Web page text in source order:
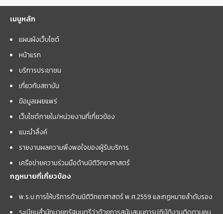
เมนูหลัก
แผนผังเว็บไซต์
หน้าแรก
บริการประชาชน
เกี่ยวกับสถาบัน
ข้อมูลเผยแพร่
เว็บไซต์ภายใน/หน่วยงานที่เกี่ยวข้อง
แนะนำลิ้งค์
รายงานผลความพึงพอใจของผู้รับบริการ
เครือข่ายความร่วมมือด้านนิติวิทยาศาสตร์
กฎหมายที่เกี่ยวข้อง
พ.ร.บ.การให้บริการด้านนิติวิทยาศาสตร์ พ.ศ.2559 และกฏหมายลำดับรอง
ระเบียบสำนักนายกรัฐมนตรีว่าด้วยการสนับสนุนการปฏิบัติงานติดตามคน